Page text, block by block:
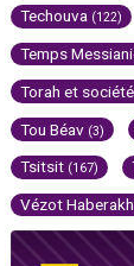
Techouva (122)
Temps
Torah et société
Tou Béav (3)
Tsitsit (167)
Vézot